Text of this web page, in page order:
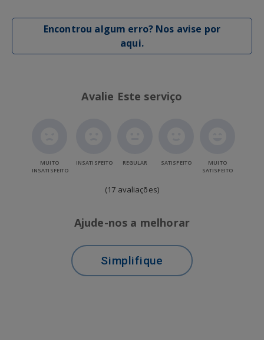
Encontrou algum erro? Nos avise por
aqui.
Avalie Este serviço
MUITO
INSATISFEITO
INSATISFEITO REGULAR SATISFEITO
MUITO
SATISFEITO
(17 avaliações)
Ajude-nos a melhorar
Simplifique